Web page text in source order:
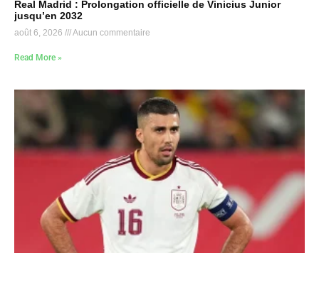
Real Madrid : Prolongation officielle de Vinicius Junior
jusqu’en 2032
août 6, 2026 Aucun commentaire
Read More »